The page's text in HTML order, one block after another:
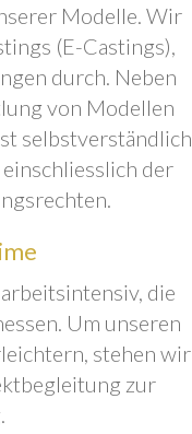
Modelle. Wir
(E-Castings),
durch. Neben
von Modellen
selbstverständlich
der
die
Um unseren
stehen wir
zur